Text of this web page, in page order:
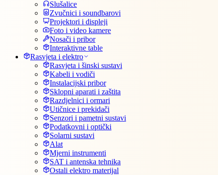
Slušalice
Zvučnici i soundbarovi
Projektori i displeji
Foto i video kamere
Nosači i pribor
Interaktivne table
Rasvjeta i elektro
Rasvjeta i šinski sustavi
Kabeli i vodiči
Instalacijski pribor
Sklopni aparati i zaštita
Razdjelnici i ormari
Utičnice i prekidači
Senzori i pametni sustavi
Podatkovni i optički
Solarni sustavi
Alat
Mjerni instrumenti
SAT i antenska tehnika
Ostali elektro materijal